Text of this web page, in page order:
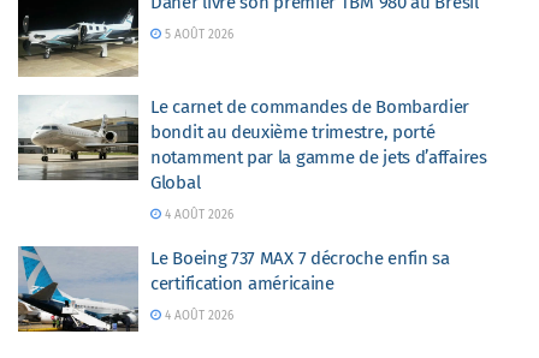
5 AOÛT 2026
Le carnet de commandes de Bombardier
bondit au deuxième trimestre, porté
notamment par la gamme de jets d’affaires
Global
4 AOÛT 2026
Le Boeing 737 MAX 7 décroche enfin sa
certification américaine
4 AOÛT 2026